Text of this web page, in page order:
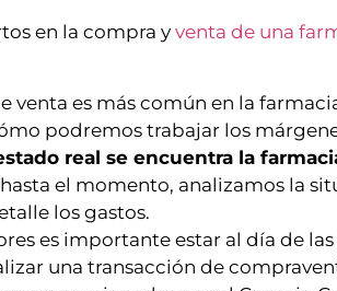
en la compra y venta de una
venta es más común en la
podremos trabajar los
real se encuentra la
el momento, analizamos la
los gastos.
es importante estar al día de las
una transacción de